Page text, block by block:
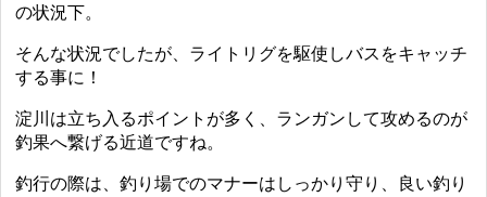
の状況下。
そんな状況でしたが、ライトリグを駆使しバスをキャッチ
する事に！
淀川は立ち入るポイントが多く、ランガンして攻めるのが
釣果へ繋げる近道ですね。
釣行の際は、釣り場でのマナーはしっかり守り、良い釣り